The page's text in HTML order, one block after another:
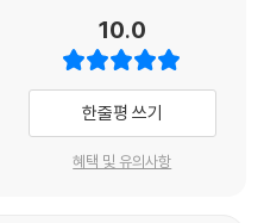
10.0
한줄평 쓰기
혜택 및 유의사항